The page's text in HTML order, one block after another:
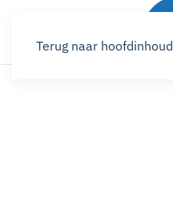
Terug naar hoofdinhoud